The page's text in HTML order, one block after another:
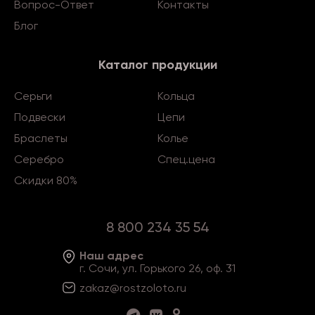
Вопрос-Ответ
Контакты
Блог
Каталог продукции
Серьги
Кольца
Подвески
Цепи
Браслеты
Колье
Серебро
Спец.цена
Скидки 80%
8 800 234 35 54
Наш адрес
г. Сочи, ул. Горького 26, оф. 31
zakaz@rostzoloto.ru